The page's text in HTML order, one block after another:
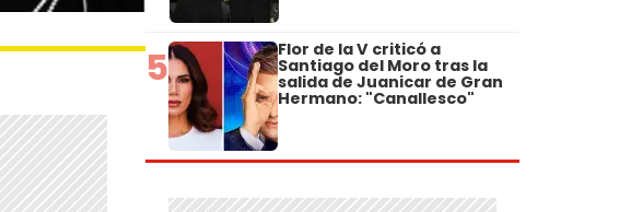
5 Flor de la V criticó a
Santiago del Moro tras la
salida de Juanicar de Gran
Hermano: "Canallesco"